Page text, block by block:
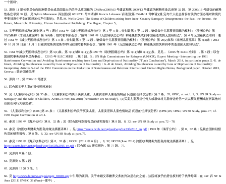
一个国籍"。
53. 原则 11 部长委员会向欧洲委员会成员国提出的关于儿童国籍的 CM/Rec(2009)13 号建议和第 2009/13 号建议的解释性备忘录第 32 段。第 2009/13 号建议的解释
性备忘录第 32 段。见 Sylvie Mennesson 诉法国(第 65192/11 号申请)和 Francis Labassee 诉法国(第 65941/11 号申请)(规 定与个人社会身份有关的方面必须对跨境代
孕安排所生子女的国籍地位产生影响)。另见 M. Wells-Greco The Status of Children arising from Inter- Country Surrogacy Arrangements: the Past, the Present, the
Future, Maastricht University, Eleven International Publishing: The Hague, Chapter 5。
54. 关于无国籍状态的准则第 4 号：通过 1961 年《减少无国籍状态公约》第 1 至 4 条，特别是第 8 至 12 段，确保每个儿童获得国籍的权利；《美洲公约》第
20(2)条和《非洲儿童宪章》第 6(4)条；难民署专家会议，"解释 1961 年《无国籍状态公约》和避免丧失或剥夺国籍造成的无国籍状态"。第 4 号无国籍状态准则：通
过 1961 年《减少无国籍状态公约》第 1-4 条，特别是第 8 至 12 段，确保每个儿童获得国籍的权利；《美洲公约》第 20(2)条和《非洲儿童宪章》第 6(4)条；2013
年 10 月 31 日至 11 月 1 日在突尼斯突尼斯市举行的难民署专家会议，"解释 1961 年《无国籍状态公约》和避免因丧失和剥夺而造成的无国籍状态"。
55. 1961 年减少无国籍状态公约》第 5(1)条。第 7(1)(f)和 7(1)(g)条1997 年《欧洲国籍公约》第 7(1)(f)和 7(1)(g)条。另见，《2015 年 ILEC 准则》，第 5 段；联合
国难民事务高级专员办事处，《2015 年 ILEC 准则》，第 5 段。5,; UN High Commissioner for Refugees (UNHCR), Expert Meeting - Interpreting the 1961
Statelessness Convention and Avoiding Statelessness resulting from Loss and Deprivation of Nationality ("Tunis Conclusions"), March 2014, in particular paras.G.-R. de
Groot, Avoiding Statelessness caused by Loss or Deprivation of Nationality：G.-R de Groot, Avoiding Statelessness caused by Loss or Deprivation of Nationality:
Interpreting Articles 5-9 of the 1961 Convention on the Reduction of Statelessness and Relevant International Human Rights Norms, Background paper, October 2013,
Geneva：联合国难民署
56. 原则 15，第 2009/13 号建议
57. 联合国关于儿童的替代照料准则
58. 见《儿童权利公约》第 35 条；《儿童权利公约关于买卖儿童、儿童卖淫和儿童色情制品 问题的任择议定书》第 2 条。35; OPSC, at art.1, 2, 3; UN SR Study on
Surrogacy and the Sale of Children, A/HRC/37/60 (Jan 2018) [hereinafter UN SR Study]。(a)买卖儿童系指任何人或群体将儿童转让给另一人以获取报酬或任何其他对
价的任何行为或交易"。
59. 《儿童权利公约》(CRC)第 35 条；《儿童权利公约关于买卖儿童、儿童卖淫和儿童色情制品 问题的任择议定书》(OPSC)35; OPSC; UN SR Study, para.77; Cf.
1993 Hague Convention at art.1.
60. 参见 1993 年《海牙公约》第 8、32 条；见《联合国特别报告员的研究报告》第 8 段。8, 32; see UN SR Study at para.72 - 78.
61. 参见《跨国收养财务方面良好做法摘要清单》。见 https://assets.hcch.net/upload/wop/list33fa2015_en.pdf ；1993 年《海牙公约》，第 8、32 条；见联合国特别报
告员的研究报告，第 8 段。8, 32; see UN SR Study at para.77.
62. 参见 1993 年《海牙收养公约》第 8、32 条；HCCH（2014 年 6 月）。8, 32; HCCH (June 2014).跨国收养财务方面良好做法摘要清单》。见
https://assets.hcch.net/upload/wop/list33fa2015_en.pdf ；联合国 SR 研究报告，第 77 段。77.
63. 见原则 8 第 6 段。
64. 见原则 5 第 2 段
65. 见原则 13 第 3 段。3.
66. 见 http://www.bionews.org.uk/page_93040.asp 中引用的案例。关于未婚父亲赡养义务的判决是在此之前，法院将孩子的居住权判给了代孕母亲（在 CW 诉 NT &
Anor [2011] EWHC 33 (Fam)一案中）。